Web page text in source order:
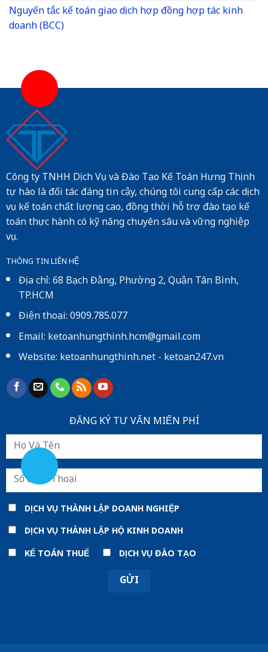
Nguyến tắc kế toán giao dịch hợp đồng hợp tác kinh
doanh (BCC)
Công ty TNHH Dịch Vụ và Đào Tạo Kế Toán Hưng Thịnh
tự hào là đối tác đáng tin cậy, chúng tôi cung cấp các dịch
vụ kế toán chất lượng cao, đồng thời hỗ trợ đào tạo kế
toán thực hành có kỹ năng chuyên sâu và vững nghiệp
vụ.
THÔNG TIN LIÊN HỆ
Địa chỉ: 68 Bạch Đằng, Phường 2, Quận Tân Bình,
TP.HCM
Điện thoại: 0909.785.077
Email: ketoanhungthinh.hcm@gmail.com
Website:ketoanhungthinh.net-ketoan247.vn
ĐĂNG KÝ TƯ VẤN MIẾN PHÍ
DỊCH VỤ THÀNH LẬP DOANH NGHIỆP
DỊCH VỤ THÀNH LẬP HỘ KINH DOANH
KẾ TOÁN THUẾ
DỊCH VỤ ĐÀO TẠO